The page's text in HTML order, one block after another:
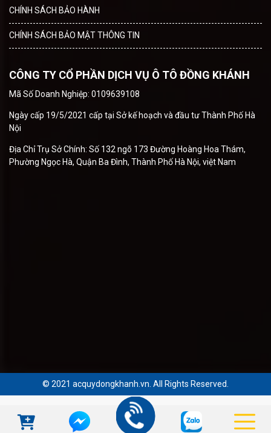
CHÍNH SÁCH BẢO HÀNH
CHÍNH SÁCH BẢO MẬT THÔNG TIN
CÔNG TY CỔ PHẦN DỊCH VỤ Ô TÔ ĐỒNG KHÁNH
Mã Số Doanh Nghiệp: 0109639108
Ngày cấp 19/5/2021 cấp tại Sở kế hoạch và đầu tư Thành Phố Hà
Nội
Địa Chỉ Trụ Sở Chính: Số 132 ngõ 173 Đường Hoàng Hoa Thám,
Phường Ngọc Hà, Quận Ba Đình, Thành Phố Hà Nội, việt Nam
© 2021 acquydongkhanh.vn. All Rights Reserved.